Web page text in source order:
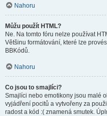
Nahoru
Můžu použít HTML?
Ne. Na tomto fóru nelze používat
Většinu formátování, které lze
BBKódů.
Nahoru
Co jsou to smajlíci?
Smajlíci nebo emotikony jsou malé
vyjádření pocitů a vytvořeny za
radost a kód :( znamená smutek.